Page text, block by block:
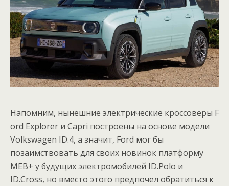
Напомним, нынешние электрические кроссоверы F
ord Explorer и Capri построены на основе модели
Volkswagen ID.4, а значит, Ford мог бы
позаимствовать для своих новинок платформу
MEB+ у будущих электромобилей ID.Polo и
ID.Cross, но вместо этого предпочел обратиться к